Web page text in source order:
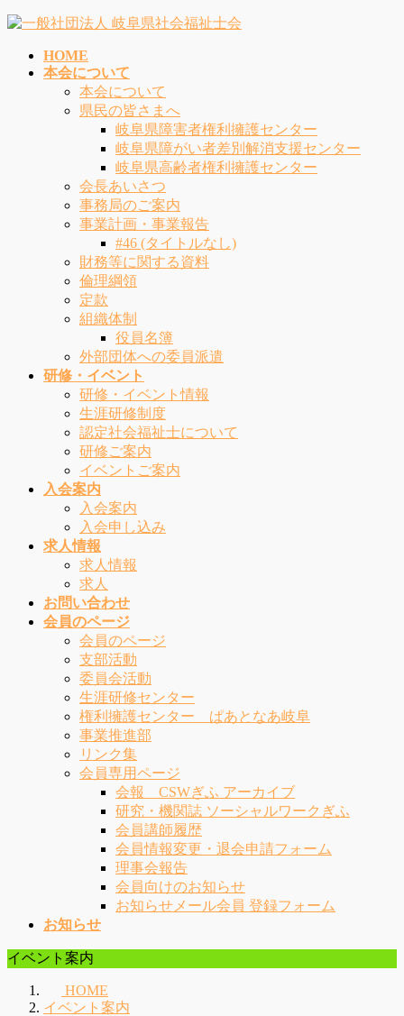
コ
ナ
HOME
本会について
本会について
県民の皆さまへ
岐阜県障害者権利擁護センター
岐阜県障がい者差別解消支援センター
岐阜県高齢者権利擁護センター
会長あいさつ
事務局のご案内
事業計画・事業報告
#46 (タイトルなし)
財務等に関する資料
倫理綱領
定款
組織体制
役員名簿
外部団体への委員派遣
研修・イベント
研修・イベント情報
生涯研修制度
認定社会福祉士について
研修ご案内
イベントご案内
入会案内
入会案内
入会申し込み
求人情報
求人情報
求人
お問い合わせ
会員のページ
会員のページ
支部活動
委員会活動
生涯研修センター
権利擁護センター ぱあとなあ岐阜
事業推進部
リンク集
会員専用ページ
会報 CSWぎふ アーカイブ
研究・機関誌 ソーシャルワークぎふ
会員講師履歴
会員情報変更・退会申請フォーム
理事会報告
会員向けのお知らせ
お知らせメール会員 登録フォーム
お知らせ
イベント案内
HOME
イベント案内